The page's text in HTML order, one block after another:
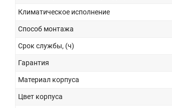
Климатическое исполнение
Способ монтажа
Срок службы, (ч)
Гарантия
Материал корпуса
Цвет корпуса